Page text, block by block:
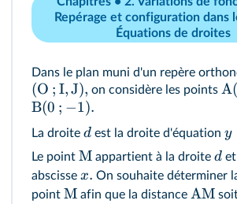
Repérage et configuration dans
Équations de droites
Dans le plan muni d'un repère
(O ; I,J), on considère les points A(
B(0 ; −1).
La droite d est la droite d'équation y
Le point M appartient à la droite d
abscisse x. On souhaite déterminer
point M afin que la distance AM